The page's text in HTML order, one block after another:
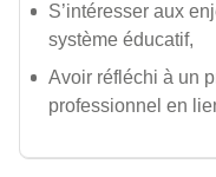
S’intéresser aux
système éducatif,
Avoir réfléchi à un
professionnel en